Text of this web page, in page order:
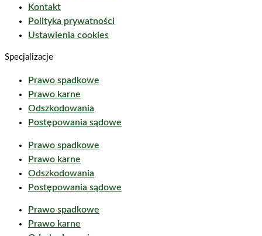
Kontakt
Polityka prywatności
Ustawienia cookies
Specjalizacje
Prawo spadkowe
Prawo karne
Odszkodowania
Postępowania sądowe
Prawo spadkowe
Prawo karne
Odszkodowania
Postępowania sądowe
Prawo spadkowe
Prawo karne